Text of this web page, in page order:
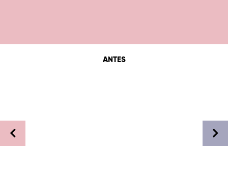
ANTES